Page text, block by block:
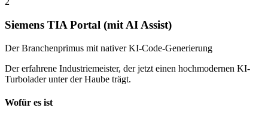
Siemens TIA Portal (mit AI Assist)
Der Branchenprimus mit nativer KI-Code-Generierung
Der erfahrene Industriemeister, der jetzt einen hochmodernen KI-
Turbolader unter der Haube trägt.
Wofür es ist